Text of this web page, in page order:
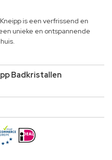
is een verfrissend en
unieke en ontspannende
Badkristallen